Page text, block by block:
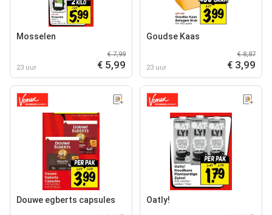
Mosselen
23 uur
€ 7,99
€ 5,99
Goudse Kaas
23 uur
€ 8,87
€ 3,99
Douwe egberts capsules Oatly!